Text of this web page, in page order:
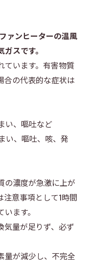
ァンヒーターの温風
スです。
ています。有害物質
合の代表的な症状は
い、嘔吐など
い、嘔吐、咳、発
の濃度が急激に上が
意事項として1時間
ます。
気量が足りず、必ず
量が減少し、不完全